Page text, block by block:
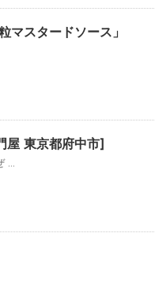
マスタードソース」
屋 東京都府中市]
...